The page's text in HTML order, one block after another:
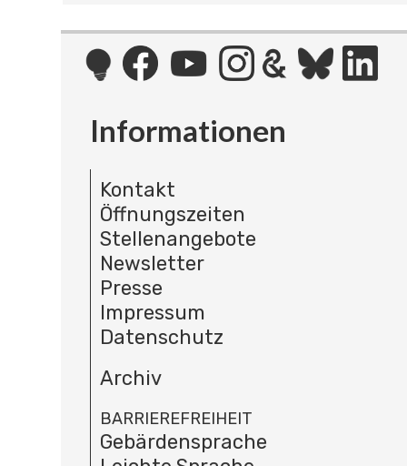
Informationen
Kontakt
Öffnungszeiten
Stellenangebote
Newsletter
Presse
Impressum
Datenschutz
Archiv
BARRIEREFREIHEIT
Gebärdensprache